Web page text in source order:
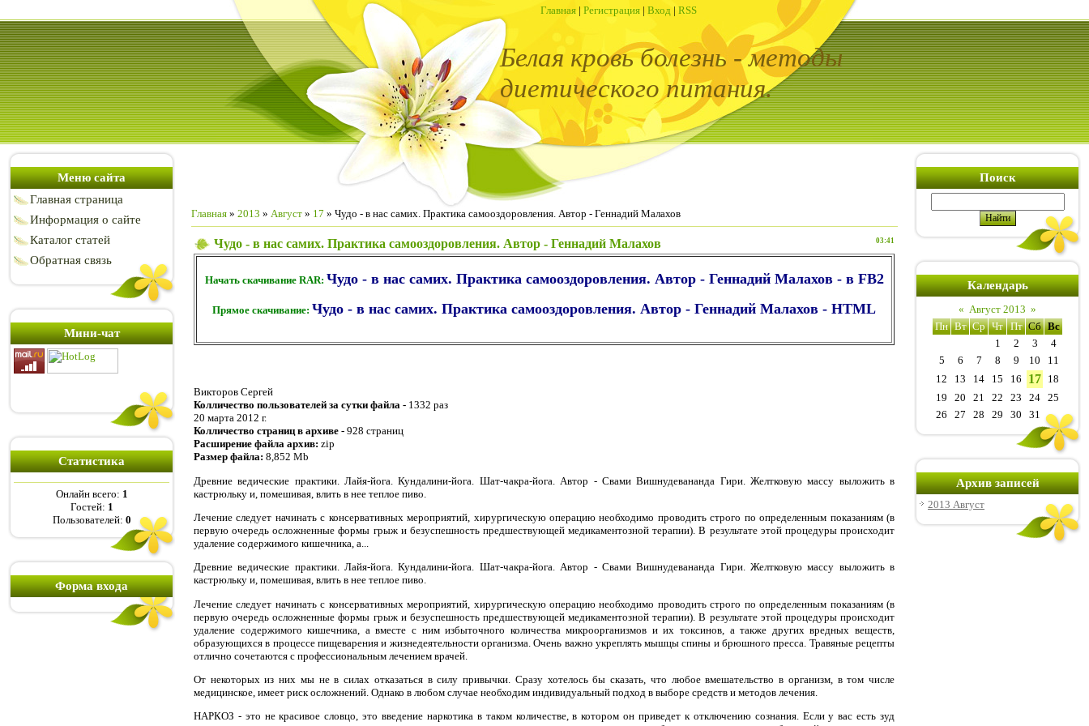
Главная | Регистрация | Вход | RSS
Белая кровь болезнь - методы
диетического питания.
Меню сайта
Главная страница
Информация о сайте
Каталог статей
Обратная связь
Мини-чат
Статистика
Онлайн всего: 1
Гостей: 1
Пользователей: 0
Форма входа
Главная » 2013 » Август » 17 » Чудо - в нас самих. Практика самооздоровления. Автор - Геннадий Малахов
03:41
Чудо - в нас самих. Практика самооздоровления. Автор - Геннадий Малахов
Начать скачивание RAR: Чудо - в нас самих. Практика самооздоровления. Автор - Геннадий Малахов - в FB2
Прямое скачивание: Чудо - в нас самих. Практика самооздоровления. Автор - Геннадий Малахов - HTML
Викторов Сергей
Колличество пользователей за сутки файла - 1332 раз
20 марта 2012 г.
Колличество страниц в архиве - 928 страниц
Расширение файла архив: zip
Размер файла: 8,852 Mb
Древние ведические практики. Лайя-йога. Кундалини-йога. Шат-чакра-йога. Автор - Свами Вишнудевананда Гири. Желтковую массу выложить в
кастрюльку и, помешивая, влить в нее теплое пиво.
Лечение следует начинать с консервативных мероприятий, хирургическую операцию необходимо проводить строго по определенным показаниям (в
первую очередь осложненные формы грыж и безуспешность предшествующей медикаментозной терапии). В результате этой процедуры происходит
удаление содержимого кишечника, а...
Древние ведические практики. Лайя-йога. Кундалини-йога. Шат-чакра-йога. Автор - Свами Вишнудевананда Гири. Желтковую массу выложить в
кастрюльку и, помешивая, влить в нее теплое пиво.
Лечение следует начинать с консервативных мероприятий, хирургическую операцию необходимо проводить строго по определенным показаниям (в
первую очередь осложненные формы грыж и безуспешность предшествующей медикаментозной терапии). В результате этой процедуры происходит
удаление содержимого кишечника, а вместе с ним избыточного количества микроорганизмов и их токсинов, а также других вредных веществ,
образующихся в процессе пищеварения и жизнедеятельности организма. Очень важно укреплять мышцы спины и брюшного пресса. Травяные рецепты
отлично сочетаются с профессиональным лечением врачей.
От некоторых из них мы не в силах отказаться в силу привычки. Сразу хотелось бы сказать, что любое вмешательство в организм, в том числе
медицинское, имеет риск осложнений. Однако в любом случае необходим индивидуальный подход в выборе средств и методов лечения.
НАРКОЗ - это не красивое словцо, это введение наркотика в таком количестве, в котором он приведет к отключению сознания. Если у вас есть зуд
Поиск
Календарь
« Август 2013 »
Пн Вт Ср Чт Пт Сб Вс
1
2 3
4
5
6 7 8 9 10
11
12
13 14 15 16 17 18
19
20 21 22 23 24 25
26
27 28 29 30 31
Архив записей
2013 Август